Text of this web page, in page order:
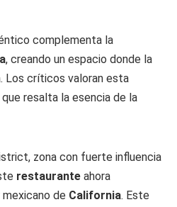
complementa la
, creando un espacio donde la
Los críticos valoran esta
resalta la esencia de la
zona con fuerte influencia
restaurante ahora
de California. Este